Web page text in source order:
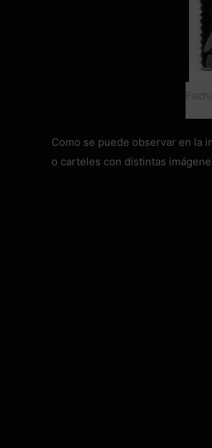
Como se puede observar en la
o carteles con distintas